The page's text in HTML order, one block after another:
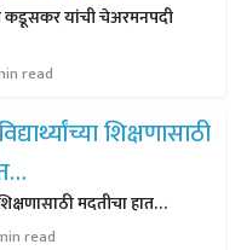
कडूसकर यांची चेअरमनपदी
read
मदतीचा हात…
read